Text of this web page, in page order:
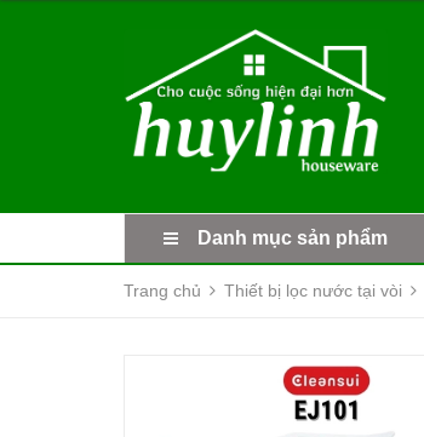
Danh mục sản phẩm
Trang chủ Thiết bị lọc nước tại vòi